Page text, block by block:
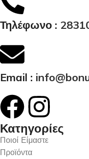
Τηλέφωνο :
Email :
Κατηγορίες
Ποιοί Είμαστε
Προϊόντα